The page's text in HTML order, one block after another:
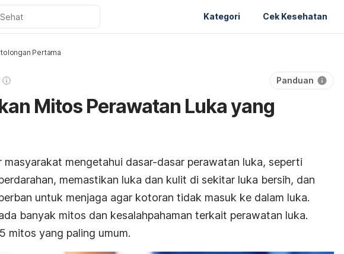
Kategori Cek Kesehatan
Pertama
Panduan
Mitos Perawatan Luka yang
masyarakat mengetahui dasar-dasar perawatan luka, seperti
memastikan luka dan kulit di sekitar luka bersih, dan
untuk menjaga agar kotoran tidak masuk ke dalam luka.
banyak mitos dan kesalahpahaman terkait perawatan luka.
mitos yang paling umum.